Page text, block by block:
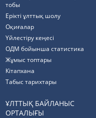
тобы
Ерікті ұлттық шолу
Оқиғалар
Үйлестіру кеңесі
ОДМ бойынша статистика
Жұмыс топтары
Кітапхана
Табыс тарихтары
ҰЛТТЫҚ БАЙЛАНЫС
ОРТАЛЫҒЫ